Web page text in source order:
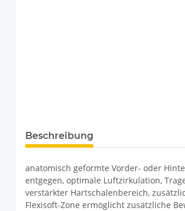
weitere Registerkarten anzeigen
Beschreibung
anatomisch geformte Vorder- oder
entgegen, optimale Luftzirkulation,
verstärkter Hartschalenbereich,
Flexisoft-Zone ermöglicht zusätzliche